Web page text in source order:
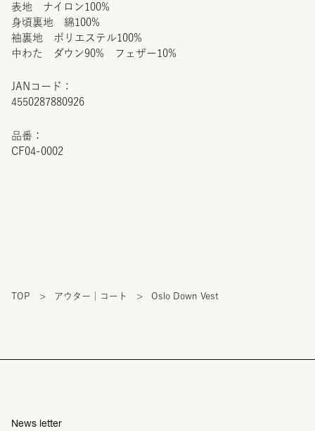
JANコード：
4550287880926
品番：
CF04-0002
表地 ナイロン100%
身頃裏地 綿100%
袖裏地 ポリエステル100%
中わた ダウン90% フェザー10%
TOP > アウター｜コート > Oslo Down Vest
News letter